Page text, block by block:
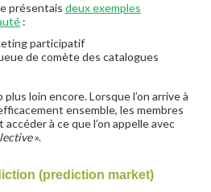
présentais deux exemples
:
participatif
de comète des catalogues
loin encore. Lorsque l’on arrive à
ensemble, les membres
à ce que l’on appelle avec
».
(prediction market)